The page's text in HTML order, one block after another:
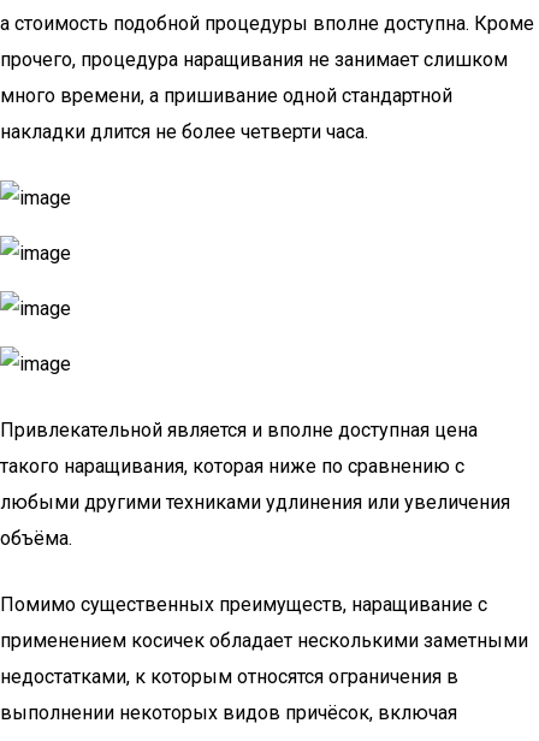
а стоимость подобной процедуры вполне доступна. Кроме
прочего, процедура наращивания не занимает слишком
много времени, а пришивание одной стандартной
накладки длится не более четверти часа.
Привлекательной является и вполне доступная цена
такого наращивания, которая ниже по сравнению с
любыми другими техниками удлинения или увеличения
объёма.
Помимо существенных преимуществ, наращивание с
применением косичек обладает несколькими заметными
недостатками, к которым относятся ограничения в
выполнении некоторых видов причёсок, включая